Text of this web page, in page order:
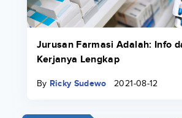
Jurusan Farmasi Adalah: Info
Kerjanya Lengkap
By Ricky Sudewo 2021-08-12